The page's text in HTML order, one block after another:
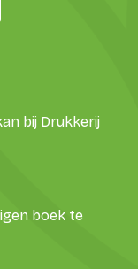
bij Drukkerij
boek te